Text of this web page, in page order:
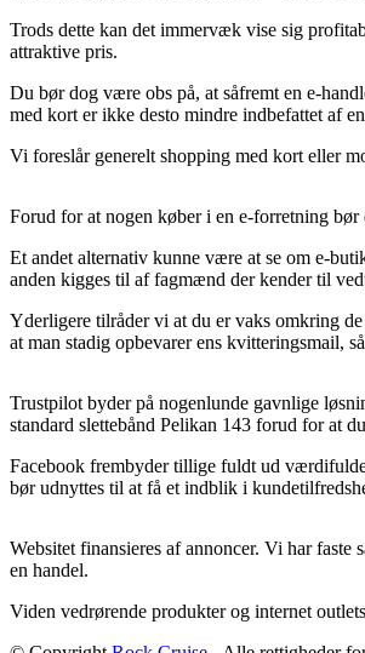
Trods dette kan det immervæk vise sig
attraktive pris.
Du bør dog være obs på, at såfremt en e-
med kort er ikke desto mindre indbefattet af
Vi foreslår generelt shopping med kort eller
Forud for at nogen køber i en e-forretning bør
Et andet alternativ kunne være at se om e-
anden kigges til af fagmænd der kender til
Yderligere tilråder vi at du er vaks omkring
at man stadig opbevarer ens kvitteringsmail,
Trustpilot byder på nogenlunde gavnlige
standard slettebånd Pelikan 143 forud for at
Facebook frembyder tillige fuldt ud
bør udnyttes til at få et indblik i
Websitet finansieres af annoncer. Vi har
en handel.
Viden vedrørende produkter og internet